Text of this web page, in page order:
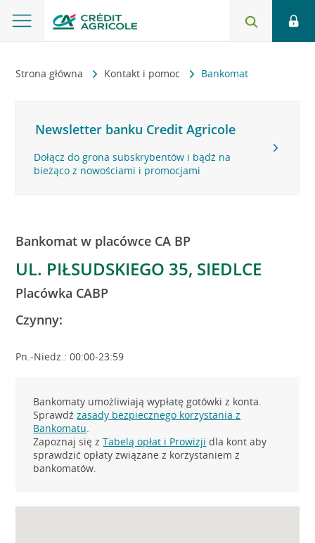
Strona główna Kontakt i pomoc Bankomat
Newsletter banku Credit Agricole
Dołącz do grona subskrybentów i bądź na
bieżąco z nowościami i promocjami
Bankomat w placówce CA BP
UL. PIŁSUDSKIEGO 35, SIEDLCE
Placówka CABP
Czynny:
Pn.-Niedz.: 00:00-23:59
Bankomaty umożliwiają wypłatę gotówki z konta.
Sprawdźzasady bezpiecznego korzystania z
Bankomatu.
Zapoznaj się zTabelą opłat i Prowizji dla kont aby
sprawdzić opłaty związane z korzystaniem z
bankomatów.